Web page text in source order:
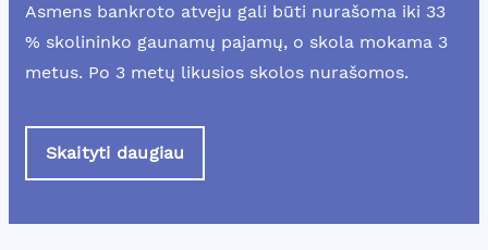
Asmens bankroto atveju gali būti nurašoma iki 33
% skolininko gaunamų pajamų, o skola mokama 3
metus. Po 3 metų likusios skolos nurašomos.
Skaityti daugiau